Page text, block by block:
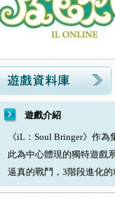
遊戲介紹
《iL：Soul Bringer》作
此為中心體現的獨特遊戲
逼真的戰鬥，3階段進化